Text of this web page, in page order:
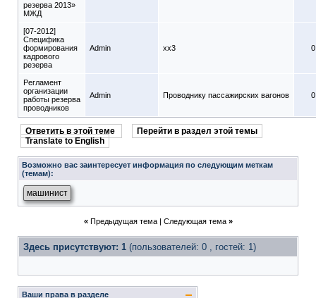
резерва 2013»
МЖД
[07-2012]
Специфика
формирования
кадрового
резерва
Admin xx3 0
Регламент
организации
работы резерва
проводников
Admin Проводнику пассажирских вагонов 0
Ответить в этой теме
Перейти в раздел этой темы
Translate to English
Возможно вас заинтересует информация по следующим меткам
(темам):
машинист
« Предыдущая тема| Следующая тема »
Здесь присутствуют: 1 (пользователей: 0 , гостей: 1)
Ваши права в разделе